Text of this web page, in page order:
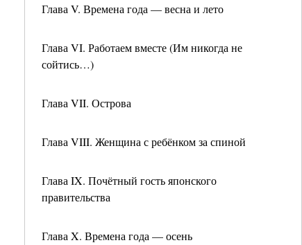
Глава V. Времена года — весна и лето
Глава VI. Работаем вместе (Им никогда не
сойтись…)
Глава VII. Острова
Глава VIII. Женщина с ребёнком за спиной
Глава IX. Почётный гость японского
правительства
Глава X. Времена года — осень